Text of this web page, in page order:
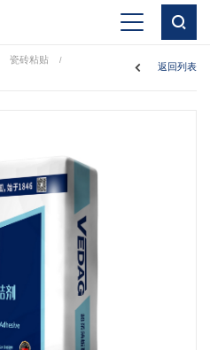
瓷砖粘贴 /
返回列表